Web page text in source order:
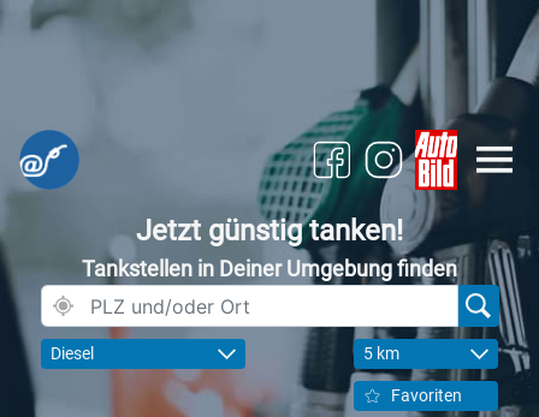
Jetzt günstig tanken!
Tankstellen in Deiner Umgebung finden
Diesel 5 km
Favoriten